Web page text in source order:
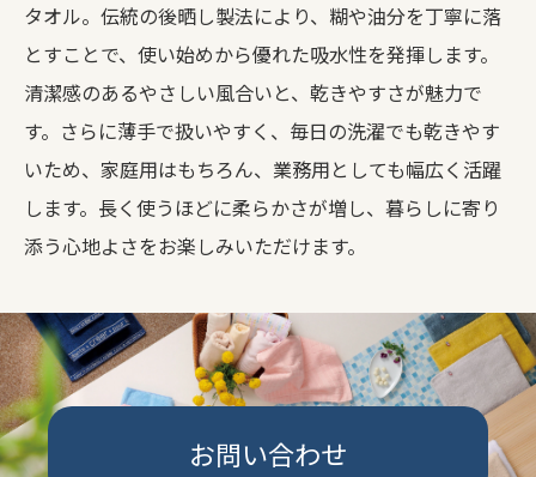
タオル。伝統の後晒し製法により、糊や油分を丁寧に落
とすことで、使い始めから優れた吸水性を発揮します。
清潔感のあるやさしい風合いと、乾きやすさが魅力で
す。さらに薄手で扱いやすく、毎日の洗濯でも乾きやす
いため、家庭用はもちろん、業務用としても幅広く活躍
します。長く使うほどに柔らかさが増し、暮らしに寄り
添う心地よさをお楽しみいただけます。
お問い合わせ